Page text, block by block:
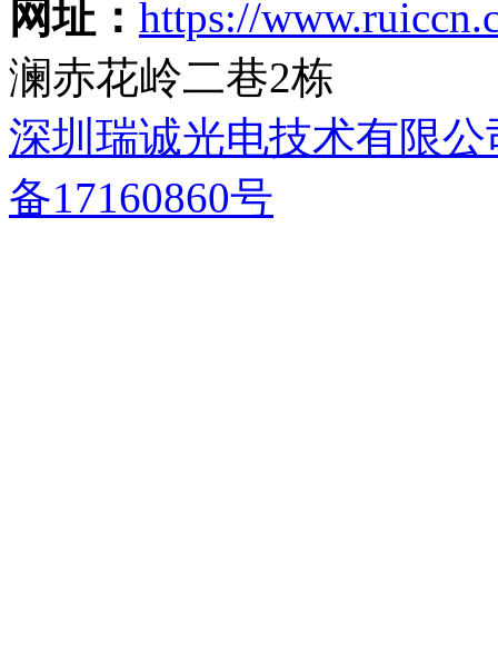
网址： https://
澜赤花岭二巷2栋
深圳瑞诚光电技术有限公
备17160860号